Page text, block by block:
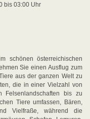
bis 03:00 Uhr
schönen österreichischen
Sie einen Ausflug zum
aus der ganzen Welt zu
die in einer Vielzahl von
Felsenlandschaften bis zu
Tiere umfassen, Bären,
Vielfraße, während die